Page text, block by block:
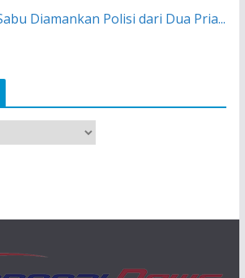
Diamankan Polisi dari Dua Pria...